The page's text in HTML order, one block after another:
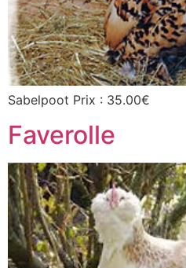
Sabelpoot Prix : 35.00€
Faverolle